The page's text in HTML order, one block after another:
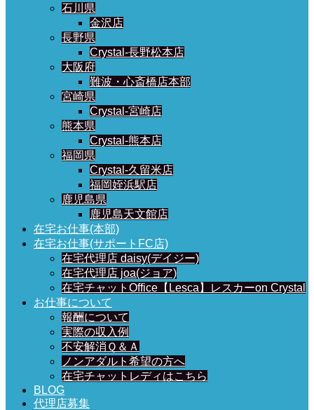
石川県
金沢店
長野県
Crystal-長野松本店
大阪府
難波・心斎橋店本部
宮崎県
Crystal-宮崎店
熊本県
Crystal-熊本店
福岡県
Crystal-久留米店
福岡姪浜駅店
鹿児島県
鹿児島天文館店
在宅お仕事(本部)
在宅お仕事(サポートFC店)
在宅代理店 daisy(デイジー)
在宅代理店 joa(ジョア)
在宅チャットOffice【Lesca】レスカーon Crystal
お仕事について
報酬について
実際の収入例
不安解消Ｑ＆Ａ
ノンアダルト希望の方へ
在宅チャットレディはこちら
BLOG
代理店募集